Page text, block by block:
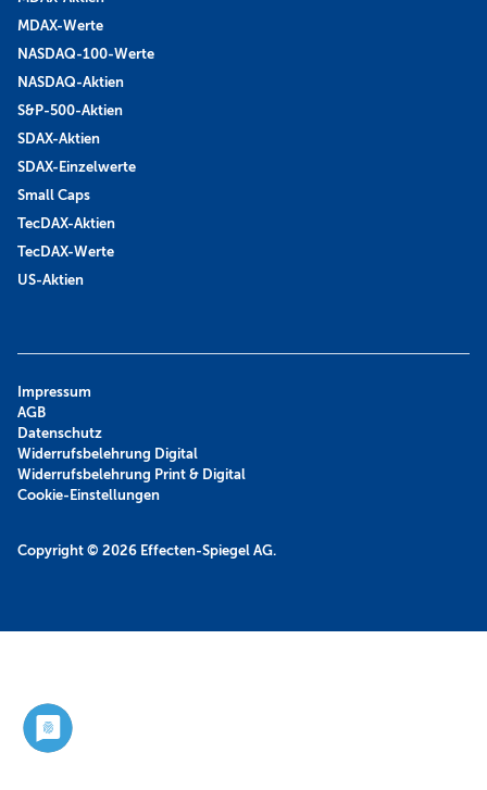
MDAX-Werte
NASDAQ-100-Werte
NASDAQ-Aktien
S&P-500-Aktien
SDAX-Aktien
SDAX-Einzelwerte
Small Caps
TecDAX-Aktien
TecDAX-Werte
US-Aktien
Copyright © 2026 Effecten-Spiegel AG.
Impressum
AGB
Datenschutz
Widerrufsbelehrung Digital
Widerrufsbelehrung Print & Digital
Cookie-Einstellungen